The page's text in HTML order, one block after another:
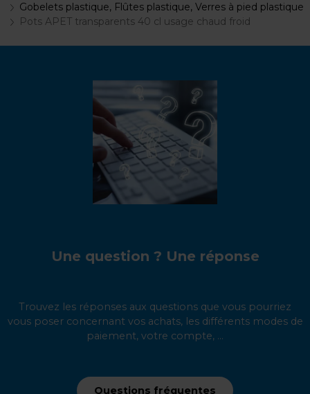
Gobelets plastique, Flûtes plastique, Verres à pied plastique
Pots APET transparents 40 cl usage chaud froid
Une question ? Une réponse
Trouvez les réponses aux questions que vous pourriez
vous poser concernant vos achats, les différents modes de
paiement, votre compte, ...
Questions fréquentes